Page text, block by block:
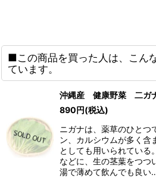
■この商品を買った人は、こん
ています。
沖縄産 健康野菜 二
890円(税込)
ニガナは、薬草のひとつ
ン、カルシウムが多く含
としても用いられてい
などに、生の茎葉をつつ
湯で薄めて飲んでも良い